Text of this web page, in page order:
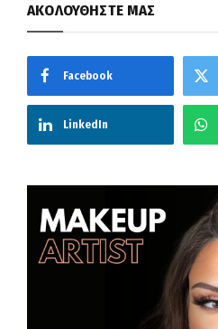
ΑΚΟΛΟΥΘΗΣΤΕ ΜΑΣ
Facebook
LinkedIn